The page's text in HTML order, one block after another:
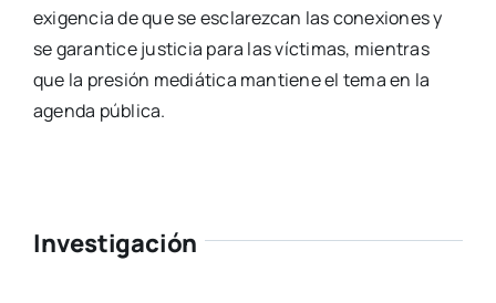
exigencia de que se esclarezcan las conexiones y
se garantice justicia para las víctimas, mientras
que la presión mediática mantiene el tema en la
agenda pública.
Investigación